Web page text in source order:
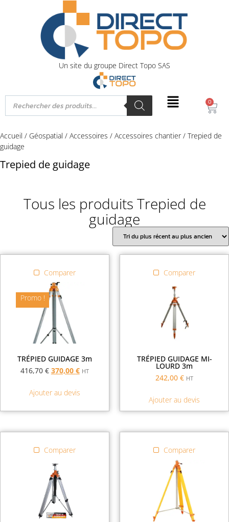
Un site du groupe Direct Topo SAS
0
Accueil / Géospatial / Accessoires / Accessoires chantier/ Trepied de
guidage
Trepied de guidage
Tous les produits Trepied de
guidage
Comparer
Promo !
TRÉPIED GUIDAGE 3m
416,70 € 370,00 € HT
Ajouter au devis
Comparer
TRÉPIED GUIDAGE MI-
LOURD 3m
242,00 € HT
Ajouter au devis
Comparer Comparer